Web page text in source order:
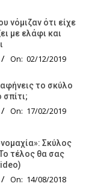
νόμιζαν ότι είχε
με ελάφι και
On: 02/12/2019
το σκύλο
On: 17/02/2019
Σκύλος
τέλος θα σας
On: 14/08/2018